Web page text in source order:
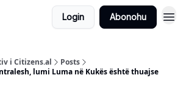
Login Abonohu
i Citizens.al
Posts
lumi Luma në Kukës është thuajse